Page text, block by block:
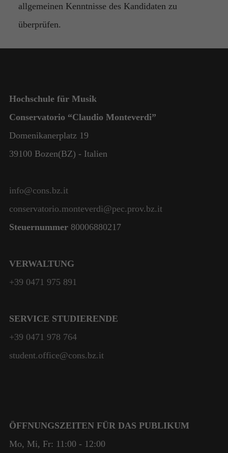
allgemeinen Kenntnisse des Kandidaten zu
überprüfen.
Hochschule für Musik
Conservatorio “Claudio Monteverdi”
Domenikanerplatz 19
39100 Bozen(BZ) - Italien
info@cons.bz.it
conservatorio.monteverdi@pec.prov.bz.it
Steuernummer 80006880217
VERWALTUNG
+39 0471 975 891
SERVICE STUDIERENDE
+39 0471 978 764
student.office@cons.bz.it
ÖFFNUNGSZEITEN FÜR DAS PUBLIKUM
Mo, Mi, Fr: 11:00 - 12:00